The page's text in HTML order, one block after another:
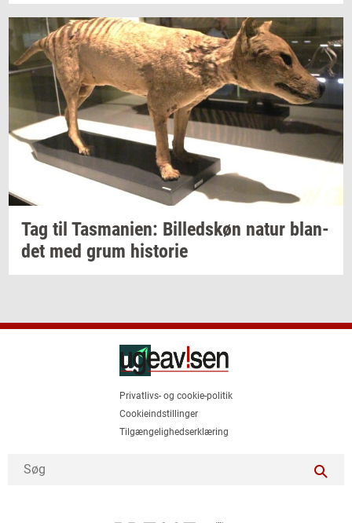
Tag til Tas­ma­ni­en: Bil­leds­køn natur blan­
det med grum hi­sto­rie
Privatlivs- og cookie-politik
Cookieindstillinger
Tilgængelighedserklæring